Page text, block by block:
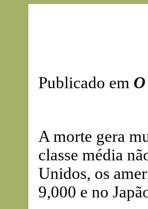
Publicado em
A morte gera
classe média
Unidos, os
9,000 e no